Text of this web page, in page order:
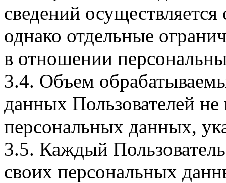
сведений
однако отдельные
в отношении
3.4. Объем
данных Пользователей
персональных данных,
3.5. Каждый
своих персональных